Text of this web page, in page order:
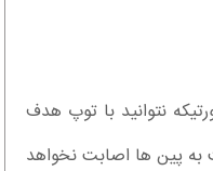
نتوانید با توپ هدف
پین ها اصابت نخواهد